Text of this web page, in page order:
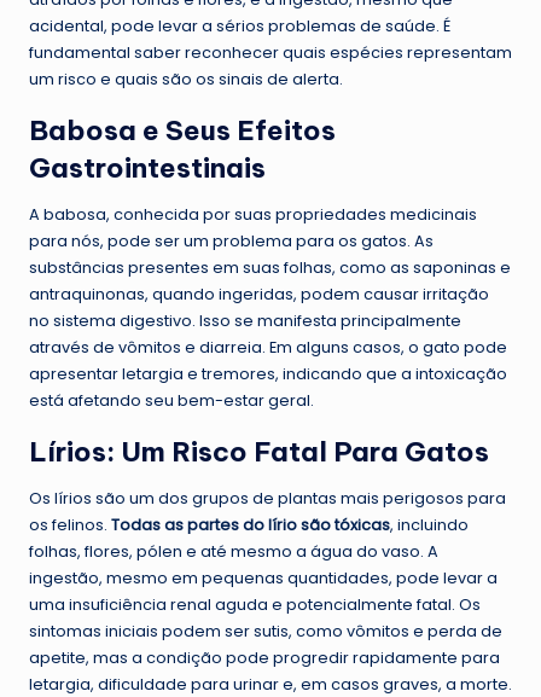
acidental, pode levar a sérios problemas de saúde. É
fundamental saber reconhecer quais espécies representam
um risco e quais são os sinais de alerta.
Babosa e Seus Efeitos
Gastrointestinais
A babosa, conhecida por suas propriedades medicinais
para nós, pode ser um problema para os gatos. As
substâncias presentes em suas folhas, como as saponinas e
antraquinonas, quando ingeridas, podem causar irritação
no sistema digestivo. Isso se manifesta principalmente
através de vômitos e diarreia. Em alguns casos, o gato pode
apresentar letargia e tremores, indicando que a intoxicação
está afetando seu bem-estar geral.
Lírios: Um Risco Fatal Para Gatos
Os lírios são um dos grupos de plantas mais perigosos para
os felinos. Todas as partes do lírio são tóxicas, incluindo
folhas, flores, pólen e até mesmo a água do vaso. A
ingestão, mesmo em pequenas quantidades, pode levar a
uma insuficiência renal aguda e potencialmente fatal. Os
sintomas iniciais podem ser sutis, como vômitos e perda de
apetite, mas a condição pode progredir rapidamente para
letargia, dificuldade para urinar e, em casos graves, a morte.